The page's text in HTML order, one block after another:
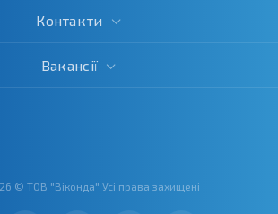
© ТОВ "Віконда" Усі права захищені
Контакти
Вакансії